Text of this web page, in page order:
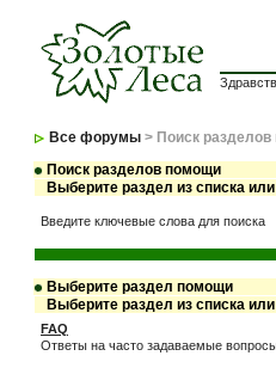
Все форумы > Поиск
Поиск разделов помощи
Выберите раздел из списка
Введите ключевые слова для поиска
Выберите раздел помощи
Выберите раздел из списка
FAQ
Ответы на часто задаваемые